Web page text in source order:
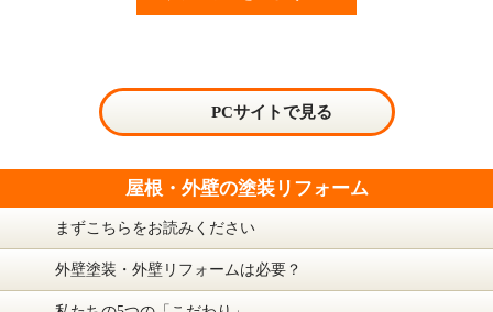
PCサイトで見る
屋根・外壁の塗装リフォーム
まずこちらをお読みください
外壁塗装・外壁リフォームは必要？